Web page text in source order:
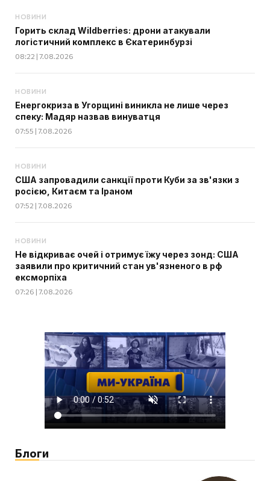
НОВИНИ
Горить склад Wildberries: дрони атакували
логістичний комплекс в Єкатеринбурзі
08:22 | 7.08.2026
НОВИНИ
Енергокриза в Угорщині виникла не лише через
спеку: Мадяр назвав винуватця
07:55 | 7.08.2026
НОВИНИ
США запровадили санкції проти Куби за зв'язки з
росією, Китаєм та Іраном
07:52 | 7.08.2026
НОВИНИ
Не відкриває очей і отримує їжу через зонд: США
заявили про критичний стан ув'язненого в рф
ексморпіха
07:26 | 7.08.2026
Блоги